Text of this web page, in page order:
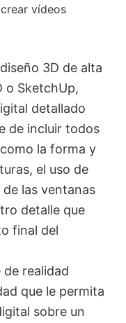
vídeos
3D de alta
o SketchUp,
detallado
de incluir todos
la forma y
el uso de
las ventanas
detalle que
final del
realidad
que le permita
sobre un